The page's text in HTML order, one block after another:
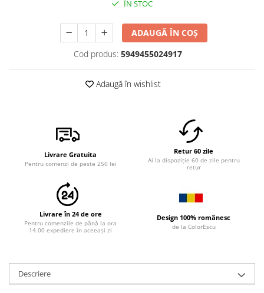
ÎN STOC
ADAUGĂ ÎN COȘ
Cod produs: 5949455024917
Adaugă în wishlist
Livrare Gratuita
Pentru comenzi de peste 250 lei
Retur 60 zile
Ai la dispoziție 60 de zile pentru
retur
Livrare în 24 de ore
Pentru comenzile de până la ora
14.00 expediere în aceeași zi
Design 100% românesc
de la ColorEscu
Descriere